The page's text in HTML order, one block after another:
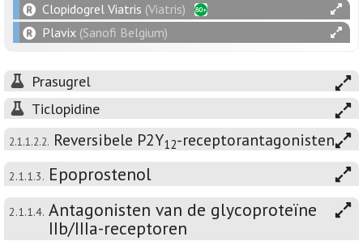
Clopidogrel Viatris (Viatris)
Plavix (Sanofi Belgium)
Prasugrel
Ticlopidine
2.1.1.2.2. Reversibele P2Y12-receptorantagonisten
2.1.1.3. Epoprostenol
2.1.1.4. Antagonisten van de glycoproteïne
IIb/IIIa-receptoren